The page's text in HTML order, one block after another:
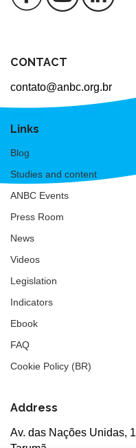
CONTACT
contato@anbc.org.br
Links
Blog
Studies and content
ANBC Events
Press Room
News
Videos
Legislation
Indicators
Ebook
FAQ
Cookie Policy (BR)
Address
Av. das Nações Unidas,